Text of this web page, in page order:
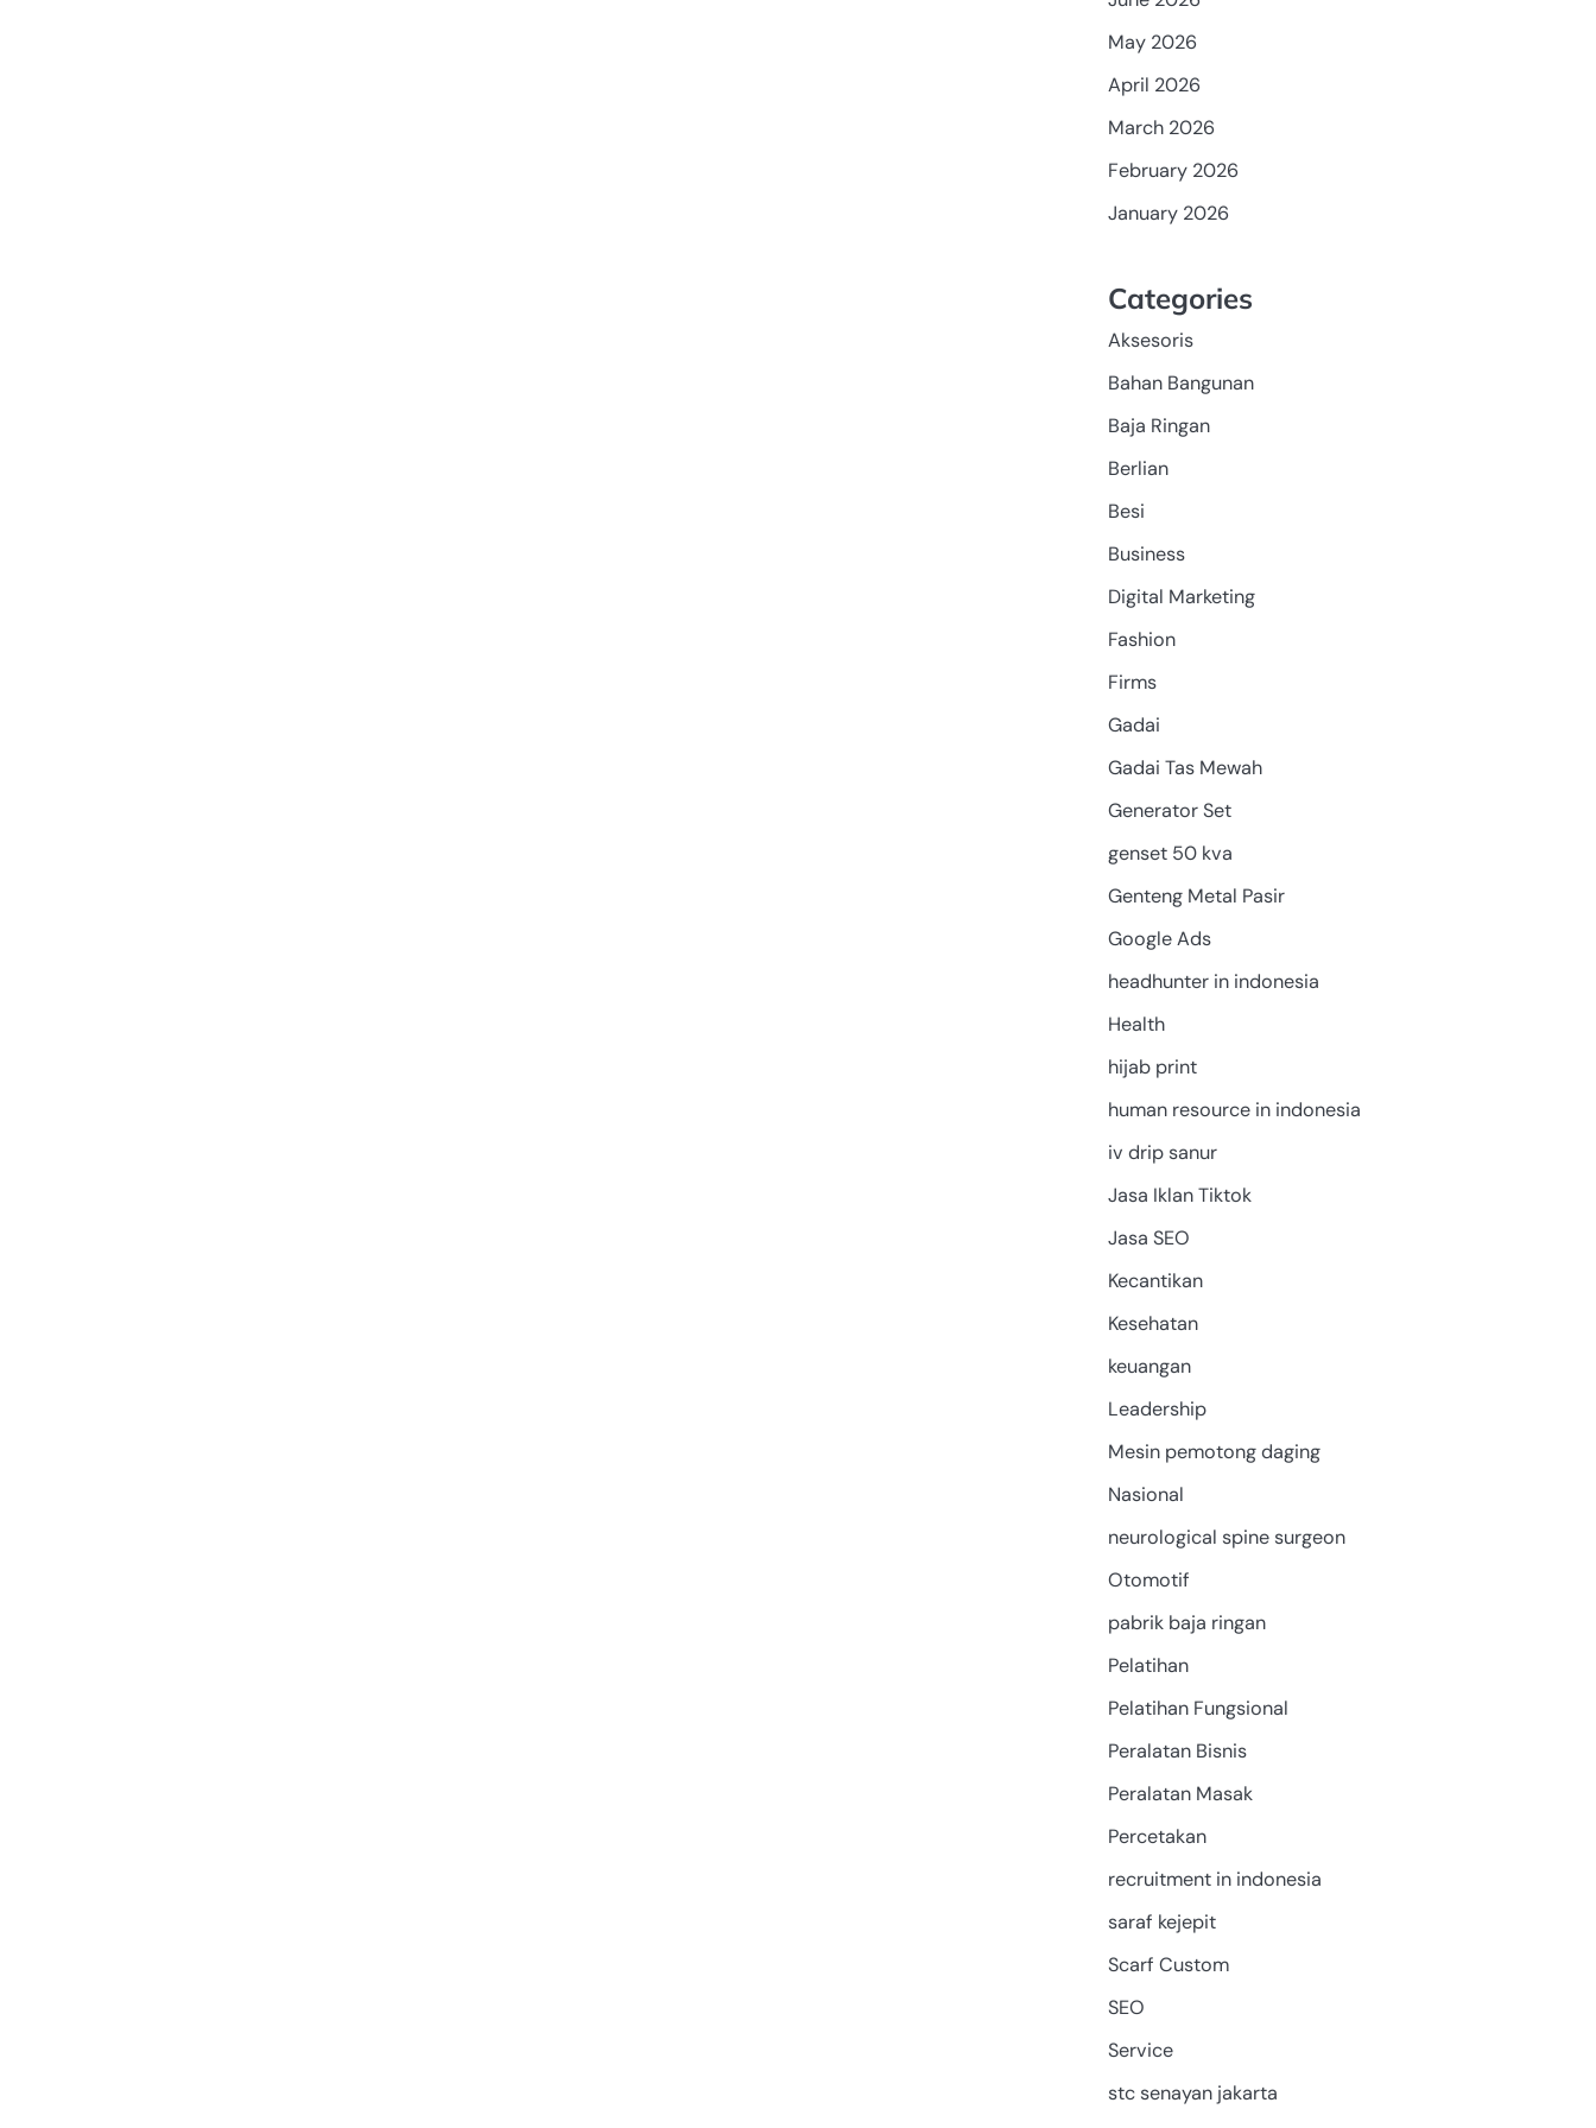
May 2026
April 2026
March 2026
February 2026
January 2026
Categories
Aksesoris
Bahan Bangunan
Baja Ringan
Berlian
Besi
Business
Digital Marketing
Fashion
Firms
Gadai
Gadai Tas Mewah
Generator Set
genset 50 kva
Genteng Metal Pasir
Google Ads
headhunter in indonesia
Health
hijab print
human resource in indonesia
iv drip sanur
Jasa Iklan Tiktok
Jasa SEO
Kecantikan
Kesehatan
keuangan
Leadership
Mesin pemotong daging
Nasional
neurological spine surgeon
Otomotif
pabrik baja ringan
Pelatihan
Pelatihan Fungsional
Peralatan Bisnis
Peralatan Masak
Percetakan
recruitment in indonesia
saraf kejepit
Scarf Custom
SEO
Service
stc senayan jakarta